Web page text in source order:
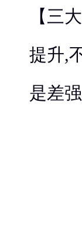
【三
提升,
是差强